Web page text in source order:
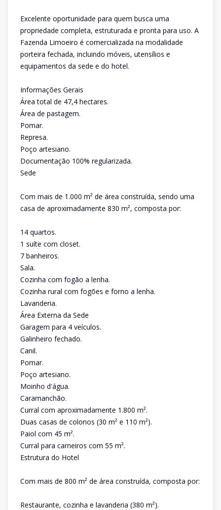
Excelente oportunidade para quem busca uma
propriedade completa, estruturada e pronta para uso. A
Fazenda Limoeiro é comercializada na modalidade
porteira fechada, incluindo móveis, utensílios e
equipamentos da sede e do hotel.
Informações Gerais
Área total de 47,4 hectares.
Área de pastagem.
Pomar.
Represa.
Poço artesiano.
Documentação 100% regularizada.
Sede
Com mais de 1.000 m² de área construída, sendo uma
casa de aproximadamente 830 m², composta por:
14 quartos.
1 suíte com closet.
7 banheiros.
Sala.
Cozinha com fogão a lenha.
Cozinha rural com fogões e forno a lenha.
Lavanderia.
Área Externa da Sede
Garagem para 4 veículos.
Galinheiro fechado.
Canil.
Pomar.
Poço artesiano.
Moinho d'água.
Caramanchão.
Curral com aproximadamente 1.800 m².
Duas casas de colonos (30 m² e 110 m²).
Paiol com 45 m².
Curral para carneiros com 55 m².
Estrutura do Hotel
Com mais de 800 m² de área construída, composta por:
Restaurante, cozinha e lavanderia (380 m²).